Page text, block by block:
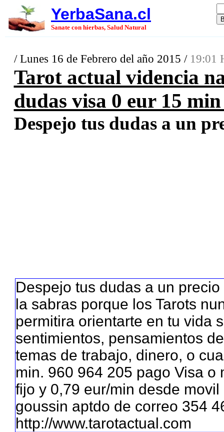
YerbaSana.cl
Sanate con hierbas, Salud Natural
/ Lunes 16 de Febrero del año 2015 / 19:01
Tarot actual videncia
dudas visa 0 eur 15
Despejo tus dudas a un
Despejo tus dudas a un
la sabras porque los Tarots
permitira orientarte en tu vida
sentimientos, pensamientos
temas de trabajo, dinero, o
min. 960 964 205 pago Visa
fijo y 0,79 eur/min desde
goussin aptdo de correo 354
http://www.tarotactual.com